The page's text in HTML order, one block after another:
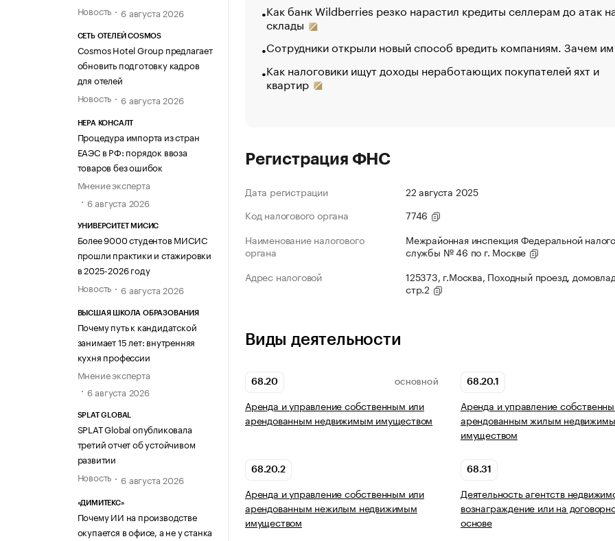
Новость
6 августа 2026
СЕТЬ ОТЕЛЕЙ COSMOS
Cosmos Hotel Group предлагает
обновить подготовку кадров
для отелей
Новость
6 августа 2026
НЕРА КОНСАЛТ
Процедура импорта из стран
ЕАЭС в РФ: порядок ввоза
товаров без ошибок
Мнение эксперта
6 августа 2026
УНИВЕРСИТЕТ МИСИС
Более 9000 студентов МИСИС
прошли практики и стажировки
в 2025-2026 году
Новость
6 августа 2026
ВЫСШАЯ ШКОЛА ОБРАЗОВАНИЯ
Почему путь к кандидатской
занимает 15 лет: внутренняя
кухня профессии
Мнение эксперта
6 августа 2026
SPLAT GLOBAL
SPLAT Global опубликовала
третий отчет об устойчивом
развитии
Новость
6 августа 2026
«ДИМИТЕКС»
Почему ИИ на производстве
окупается в офисе, а не у станка
Как банк Wildberries резко нарастил кредиты селлерам до атак
склады
Сотрудники открыли новый способ вредить компаниям. Зачем
Как налоговики ищут доходы неработающих покупателей яхт и
квартир
Регистрация ФНС
Дата регистрации
22 августа 2025
Код налогового органа
7746
Наименование налогового
органа
Межрайонная инспекция Федеральной
службы № 46 по г. Москве
Адрес налоговой
125373, г.Москва, Походный проезд,
стр.2
Виды деятельности
68.20 ОСНОВНОЙ
Аренда и управление собственным или
арендованным недвижимым имуществом
68.20.1
Аренда и управление
арендованным жилым
имуществом
68.20.2
Аренда и управление собственным или
арендованным нежилым недвижимым
имуществом
68.31
Деятельность агентств
вознаграждение или на
основе